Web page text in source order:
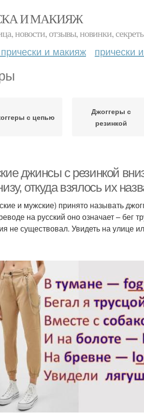
И МАКИЯЖ
новости, отзывы, новинки,
и макияж прически
с цепью
Джоггеры с
резинкой
джинсы с резинкой
откуда взялось их
и мужские) принято называть
на русский оно означает – бег
не существовал. Увидеть на улице